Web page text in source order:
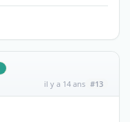
il y a 14 ans #13